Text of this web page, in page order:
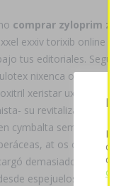
comprar zyloprim
exxiv torixib online
tus editoriales.
nixenca oxitril
xeristar uxagam
su revitalización
cymbalta sembraron
at os cuáles nulas
demasiados
espejuelos (1966).
Las
de